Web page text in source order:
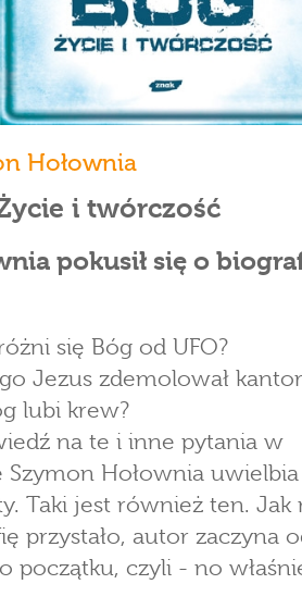
Hołownia
i twórczość
pokusił się o
się Bóg od UFO?
Jezus zdemolował
lubi krew?
na te i inne pytania w
Szymon Hołownia
Taki jest również ten. Jak
przystało, autor zaczyna
początku, czyli - no